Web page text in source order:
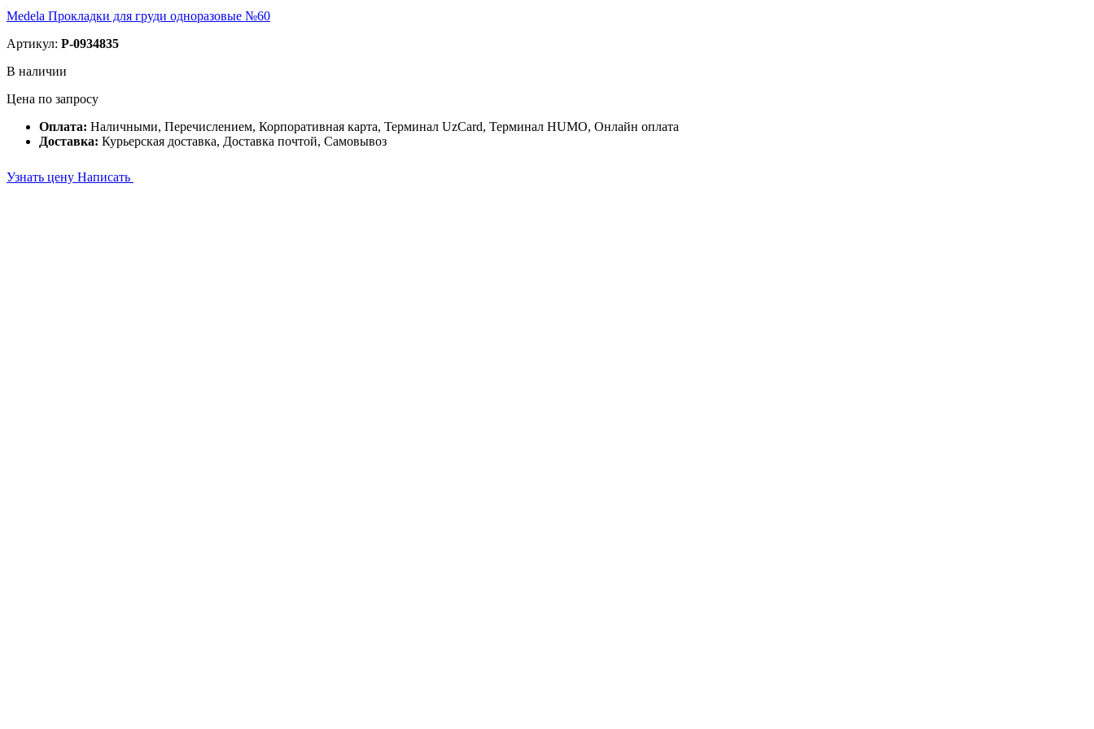
Medela Прокладки для груди одноразовые №60
Артикул: P-0934835
В наличии
Цена по запросу
Оплата: Наличными, Перечислением, Корпоративная карта, Терминал UzCard, Терминал HUMO, Онлайн оплата
Доставка: Курьерская доставка, Доставка почтой, Самовывоз
Узнать цену Написать